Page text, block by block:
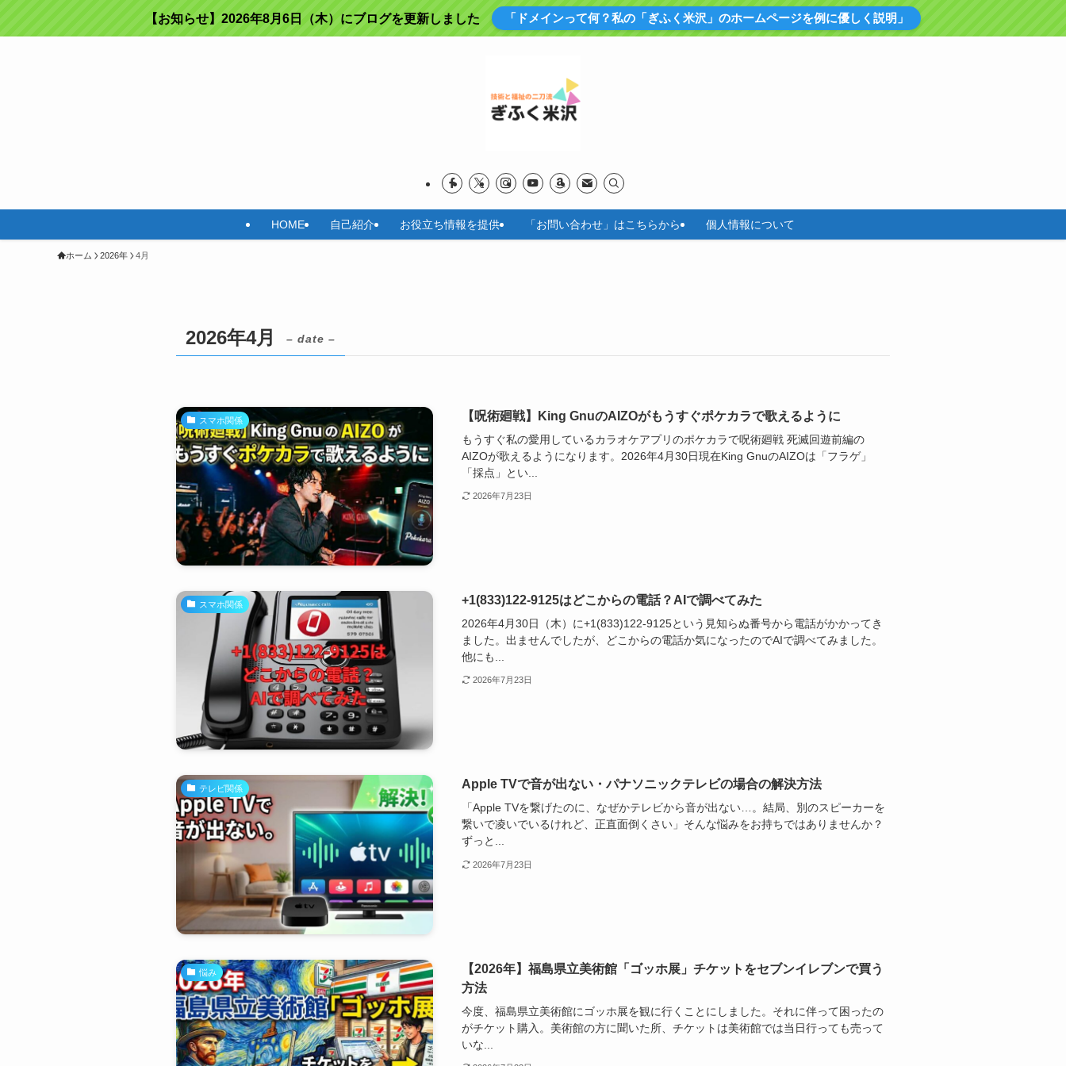
【お知らせ】2026年8月6日（木）にブログを更新しました 「ドメインって何？私の「ぎふく米沢」のホームページを例に優しく説明」
HOME 自己紹介 お役立ち情報を提供 「お問い合わせ」はこちらから 個人情報について
ホーム 2026年 4月
2026年4月 – date –
スマホ関係 【呪術廻戦】King GnuのAIZOがもうすぐポケカラで歌えるように
もうすぐ私の愛用しているカラオケアプリのポケカラで呪術廻戦 死滅回遊前編の
AIZOが歌えるようになります。2026年4月30日現在King GnuのAIZOは「フラゲ」
「採点」とい...
2026年7月23日
スマホ関係 +1(833)122-9125はどこからの電話？AIで調べてみた
2026年4月30日（木）に+1(833)122-9125という見知らぬ番号から電話がかかってき
ました。出ませんでしたが、どこからの電話か気になったのでAIで調べてみました。
他にも...
2026年7月23日
テレビ関係 Apple TVで音が出ない・パナソニックテレビの場合の解決方法
「Apple TVを繋げたのに、なぜかテレビから音が出ない…。結局、別のスピーカーを
繋いで凌いでいるけれど、正直面倒くさい」そんな悩みをお持ちではありませんか？
ずっと...
2026年7月23日
悩み
【2026年】福島県立美術館「ゴッホ展」チケットをセブンイレブンで買う
方法
今度、福島県立美術館にゴッホ展を観に行くことにしました。それに伴って困ったの
がチケット購入。美術館の方に聞いた所、チケットは美術館では当日行っても売って
いな...